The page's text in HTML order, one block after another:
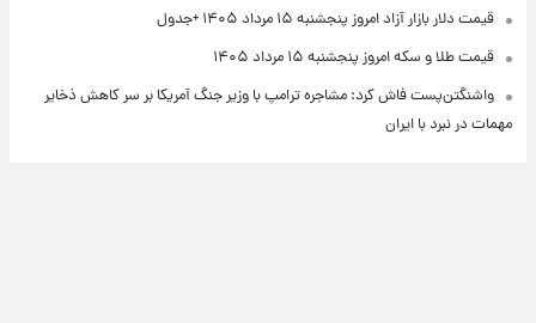
قیمت دلار بازار آزاد امروز پنجشنبه ۱۵ مرداد ۱۴۰۵ +جدول
قیمت طلا و سکه امروز پنجشنبه ۱۵ مرداد ۱۴۰۵
واشنگتن‌پست فاش کرد: مشاجره ترامپ با وزیر جنگ آمریکا بر سر کاهش ذخایر
مهمات در نبرد با ایران